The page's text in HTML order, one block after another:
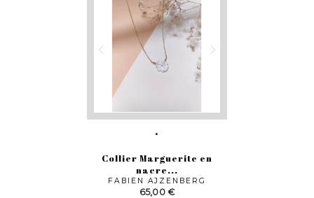
Collier Marguerite en
nacre...
FABIEN AJZENBERG
Prix
65,00 €